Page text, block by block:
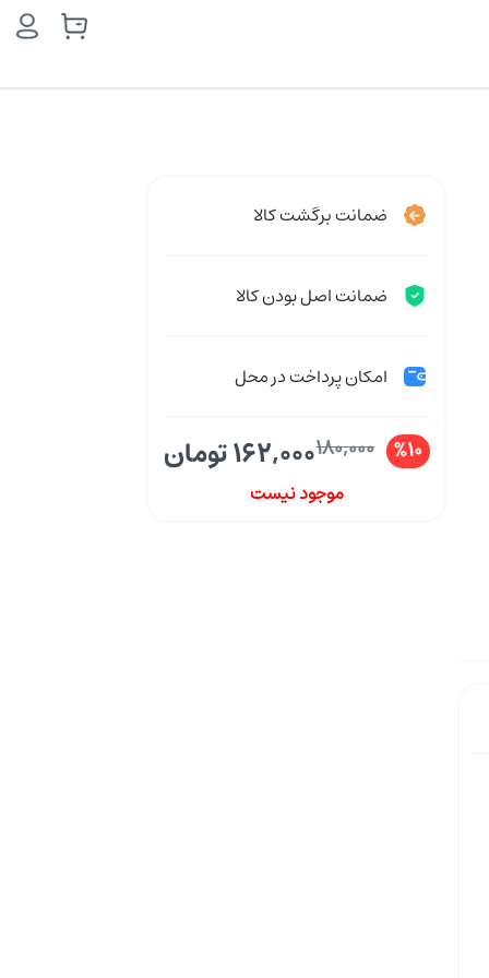
ضمانت برگشت کالا
ضمانت اصل بودن کالا
امکان پرداخت در محل
%10
180,000162,000 تومان
موجود نیست